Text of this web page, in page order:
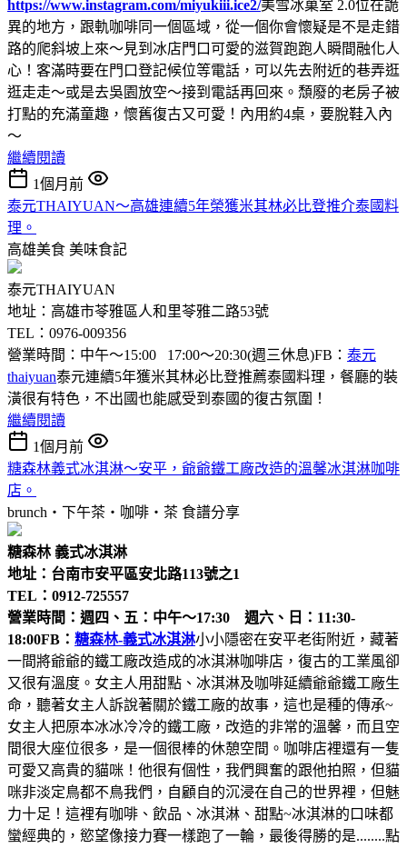
https://www.instagram.com/miyukiii.ice2/美雪冰菓室 2.0位在詭
異的地方，跟軌咖啡同一個區域，從一個你會懷疑是不是走錯
路的爬斜坡上來～見到冰店門口可愛的滋賀跑跑人瞬間融化人
心！客滿時要在門口登記候位等電話，可以先去附近的巷弄逛
逛走走～或是去吳園放空～接到電話再回來。頹廢的老房子被
打點的充滿童趣，懷舊復古又可愛！內用約4桌，要脫鞋入內
～
繼續閱讀
1個月前
泰元THAIYUAN～高雄連續5年榮獲米其林必比登推介泰國料
理。
高雄美食 美味食記
泰元THAIYUAN
地址：高雄市苓雅區人和里苓雅二路53號
TEL：0976-009356
營業時間：中午～15:00 17:00～20:30(週三休息)FB： 泰元
thaiyuan泰元連續5年獲米其林必比登推薦泰國料理，餐廳的裝
潢很有特色，不出國也能感受到泰國的復古氛圍！
繼續閱讀
1個月前
糖森林義式冰淇淋～安平，爺爺鐵工廠改造的溫馨冰淇淋咖啡
店。
brunch‧下午茶‧咖啡‧茶 食譜分享
糖森林 義式冰淇淋
地址：台南市安平區安北路113號之1
TEL：0912-725557
營業時間：週四、五：中午～17:30 週六、日：11:30-
18:00FB： 糖森林-義式冰淇淋小小隱密在安平老街附近，藏著
一間將爺爺的鐵工廠改造成的冰淇淋咖啡店，復古的工業風卻
又很有溫度。女主人用甜點、冰淇淋及咖啡延續爺爺鐵工廠生
命，聽著女主人訴說著關於鐵工廠的故事，這也是種的傳承~
女主人把原本冰冰冷冷的鐵工廠，改造的非常的溫馨，而且空
間很大座位很多，是一個很棒的休憩空間。咖啡店裡還有一隻
可愛又高貴的貓咪！他很有個性，我們興奮的跟他拍照，但貓
咪非淡定鳥都不鳥我們，自顧自的沉浸在自己的世界裡，但魅
力十足！這裡有咖啡、飲品、冰淇淋、甜點~冰淇淋的口味都
蠻經典的，慾望像接力賽一樣跑了一輪，最後得勝的是........點